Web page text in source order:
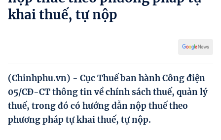
Người dân góp ý
Phát triển kinh tế tư nhân và doanh nghiệp dân tộc
Ocop và chuỗi giá trị Nông sản
khai thuế, tự nộp
(Chinhphu.vn) - Cục Thuế ban hành Công điện
05/CĐ-CT thông tin về chính sách thuế, quản lý
thuế, trong đó có hướng dẫn nộp thuế theo
phương pháp tự khai thuế, tự nộp.